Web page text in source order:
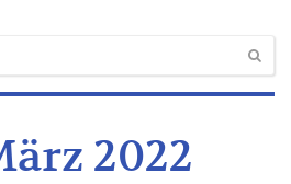
2022